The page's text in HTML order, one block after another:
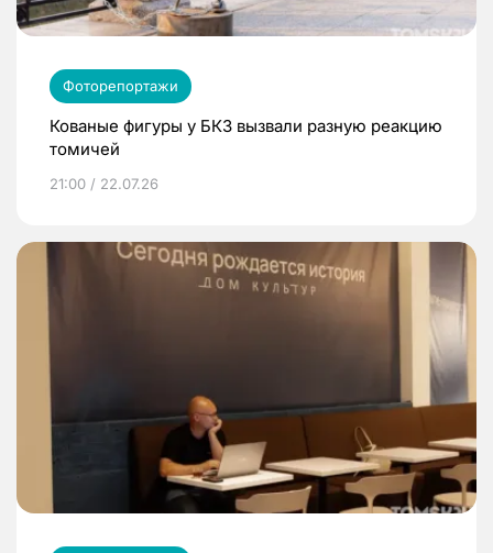
Фоторепортажи
Кованые фигуры у БКЗ вызвали разную реакцию
томичей
21:00 / 22.07.26